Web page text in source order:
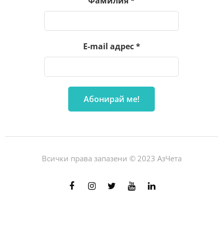
E-mail адрес*
Всички права запазени © 2023 АзЧета